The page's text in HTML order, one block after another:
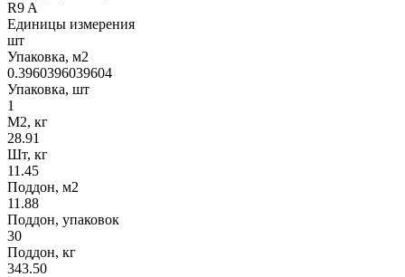
R9 A
Единицы измерения
шт
Упаковка, м2
0.3960396039604
Упаковка, шт
1
М2, кг
28.91
Шт, кг
11.45
Поддон, м2
11.88
Поддон, упаковок
30
Поддон, кг
343.50